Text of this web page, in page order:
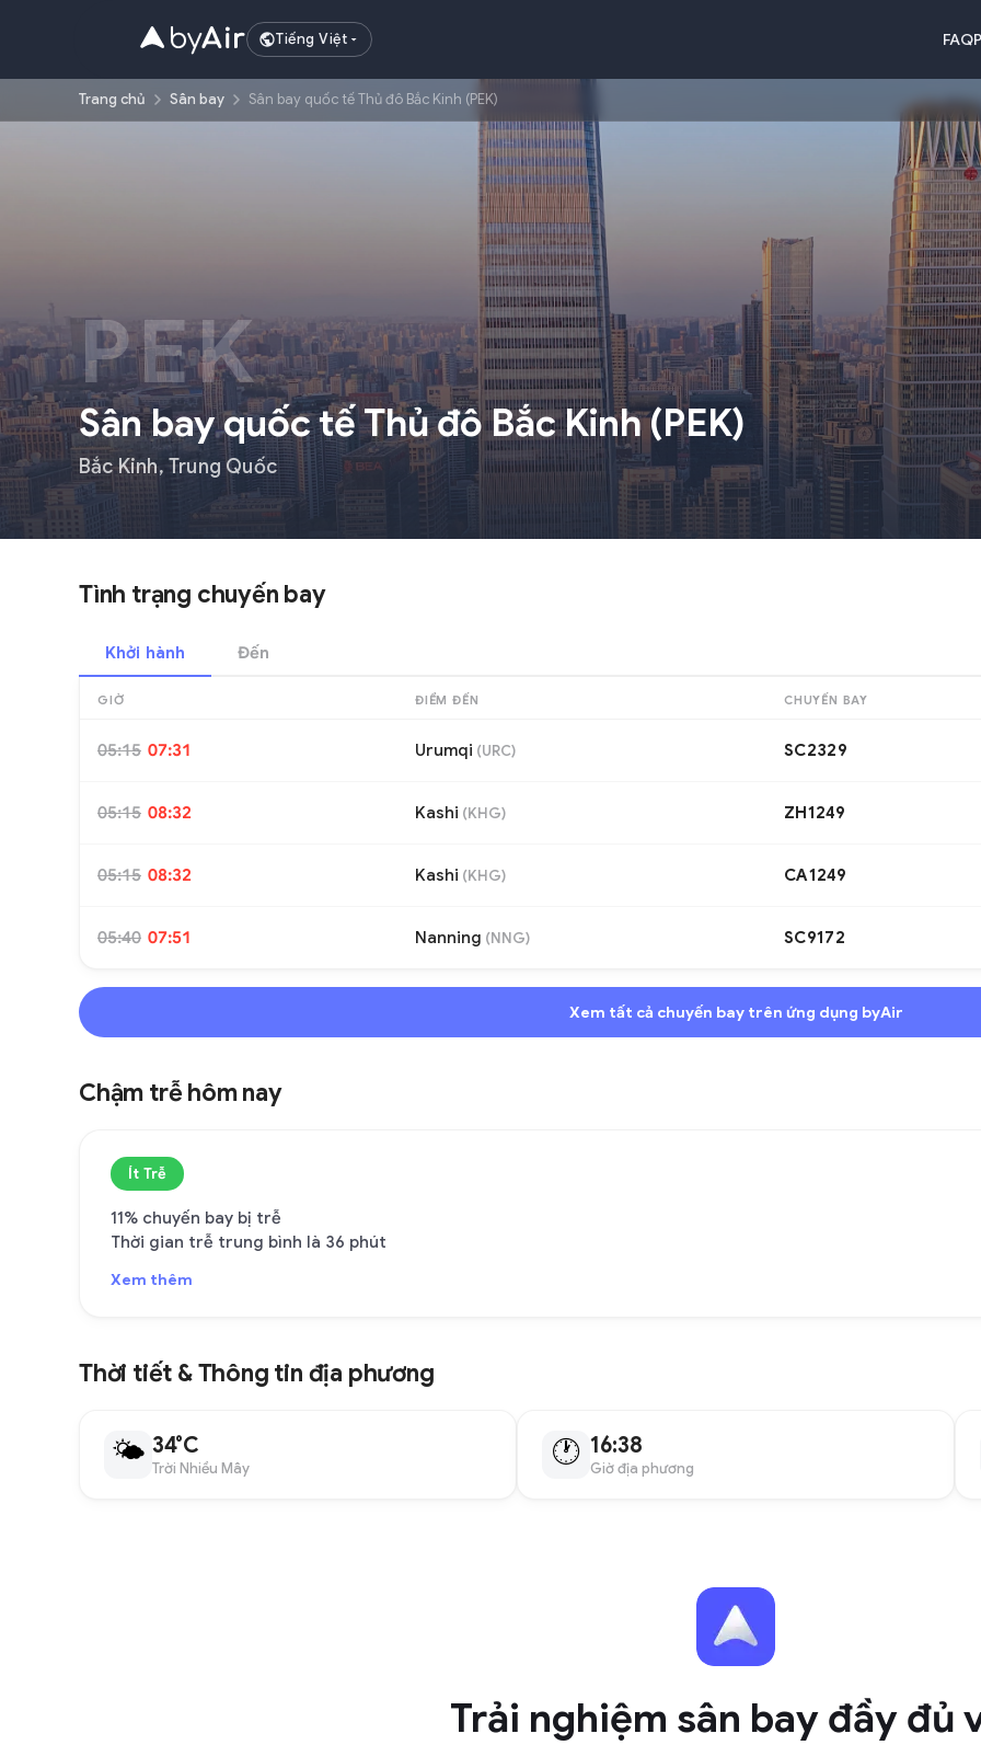
Tiếng Việt FAQ
Trang chủ Sân bay Sân bay quốc tế Thủ đô Bắc Kinh (PEK)
PEK
Sân bay quốc tế Thủ đô Bắc Kinh(PEK)
Bắc Kinh,Trung Quốc
Tình trạng chuyến bay
Khởi hành Đến
GIỜ ĐIỂM ĐẾN CHUYẾN BAY
05:15 07:31 Urumqi (URC) SC2329
05:15 08:32 Kashi (KHG) ZH1249
05:15 08:32 Kashi (KHG) CA1249
05:40 07:51 Nanning (NNG) SC9172
Xem tất cả chuyến bay trên ứng dụng byAir
Chậm trễ hôm nay
Ít Trễ
11% chuyến bay bị trễ
Thời gian trễ trung bình là 36 phút
Xem thêm
Thời tiết & Thông tin địa phương
🌤 34°C
Trời Nhiều Mây 🕐 16:38
Giờ địa phương
Trải nghiệm sân bay đầy đủ